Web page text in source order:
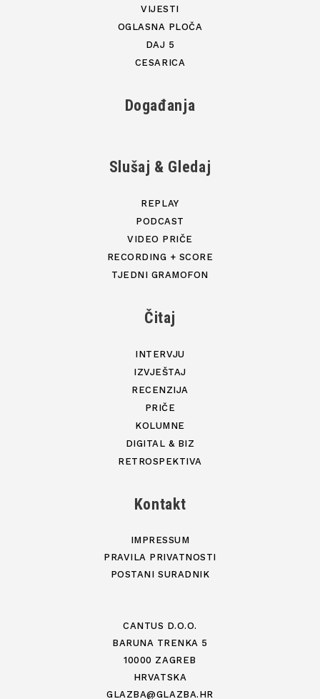
VIJESTI
OGLASNA PLOČA
DAJ 5
CESARICA
Događanja
Slušaj & Gledaj
REPLAY
PODCAST
VIDEO PRIČE
RECORDING + SCORE
TJEDNI GRAMOFON
Čitaj
INTERVJU
IZVJEŠTAJ
RECENZIJA
PRIČE
KOLUMNE
DIGITAL & BIZ
RETROSPEKTIVA
Kontakt
IMPRESSUM
PRAVILA PRIVATNOSTI
POSTANI SURADNIK
CANTUS D.O.O.
BARUNA TRENKA 5
10000 ZAGREB
HRVATSKA
GLAZBA@GLAZBA.HR